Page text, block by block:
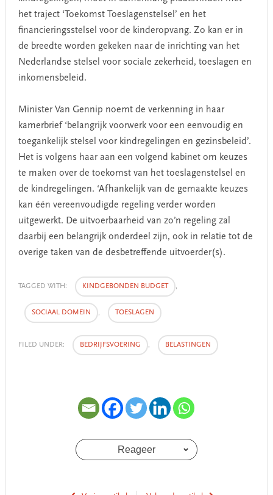
het traject ‘Toekomst Toeslagenstelsel’ en het
financieringsstelsel voor de kinderopvang. Zo kan er in
de breedte worden gekeken naar de inrichting van het
Nederlandse stelsel voor sociale zekerheid, toeslagen en
inkomensbeleid.
Minister Van Gennip noemt de verkenning in haar
kamerbrief ‘belangrijk voorwerk voor een eenvoudig en
toegankelijk stelsel voor kindregelingen en gezinsbeleid’.
Het is volgens haar aan een volgend kabinet om keuzes
te maken over de toekomst van het toeslagenstelsel en
de kindregelingen. ‘Afhankelijk van de gemaakte keuzes
kan één vereenvoudigde regeling verder worden
uitgewerkt. De uitvoerbaarheid van zo’n regeling zal
daarbij een belangrijk onderdeel zijn, ook in relatie tot de
overige taken van de desbetreffende uitvoerder(s).
TAGGED WITH: KINDGEBONDEN BUDGET ,
SOCIAAL DOMEIN , TOESLAGEN
FILED UNDER: BEDRIJFSVOERING , BELASTINGEN
Reageer